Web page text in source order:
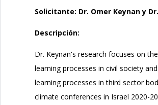
Solicitante: Dr. Omer Keynan y
Descripción:
Dr. Keynan's research focuses on
learning processes in civil society
learning processes in third sector
climate conferences in Israel 2020-